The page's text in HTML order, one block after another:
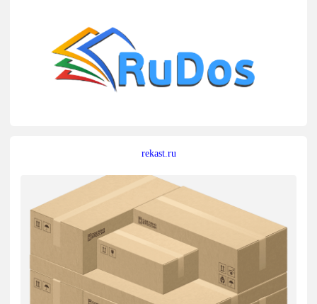
rekast.ru